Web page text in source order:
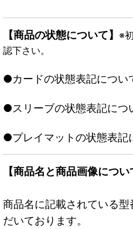
【商品の状態について】 ※
認下さい。
●カードの状態表記につい
●スリーブの状態表記につ
●プレイマットの状態表記
【商品名と商品画像につい
商品名に記載されている
だいております。